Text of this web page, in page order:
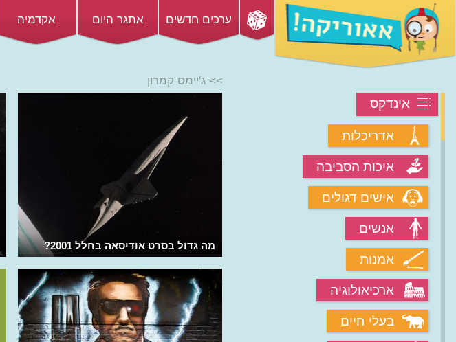
ערכים חדשים אתגר היום אקדמיה
אינדקס
אדריכלות
איכות הסביבה
אישים דגולים
אנשים
אמנות
ארכיאולוגיה
בעלי חיים
>> ג'יימס קמרון
מה גדול בסרט אודיסאה בחלל 2001?
מה החשש מהרובוט "הַאל" ב"אודיסיאה
בחלל"?